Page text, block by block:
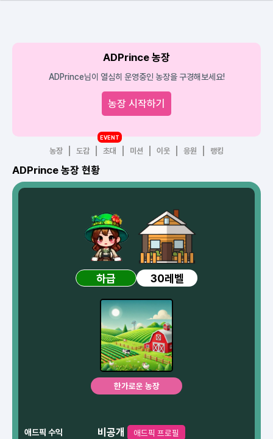
ADPrince 농장
ADPrince님이 열심히 운영중인 농장을 구경해보세요!
농장 시작하기
농장 도감 초대
EVENT
미션 이웃 응원 랭킹
ADPrince 농장 현황
하급 30레벨
한가로운 농장
애드픽 수익 비공개 애드픽 프로필